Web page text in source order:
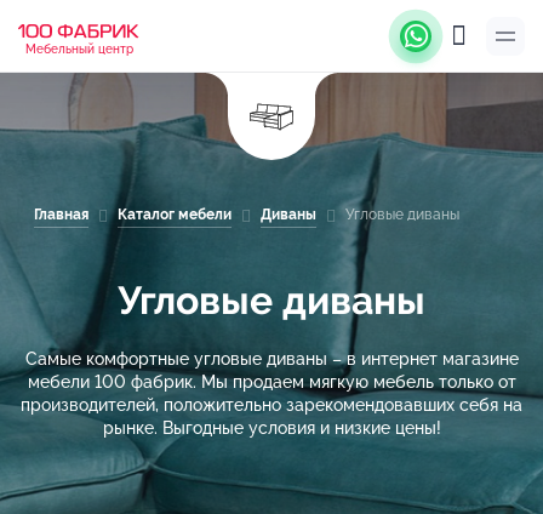
Мебельный центр
Главная Каталог мебели Диваны Угловые диваны
Угловые диваны
Самые комфортные угловые диваны – в интернет магазине
мебели 100 фабрик. Мы продаем мягкую мебель только от
производителей, положительно зарекомендовавших себя на
рынке. Выгодные условия и низкие цены!